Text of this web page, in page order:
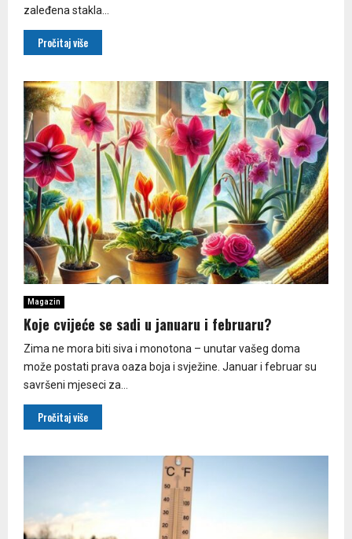
zaleđena stakla...
Pročitaj više
Magazin
Koje cvijeće se sadi u januaru i februaru?
Zima ne mora biti siva i monotona – unutar vašeg doma
može postati prava oaza boja i svježine. Januar i februar su
savršeni mjeseci za...
Pročitaj više